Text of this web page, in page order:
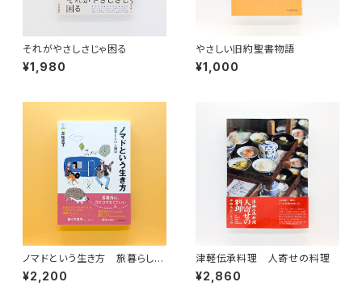
それがやさしさじゃ困る
¥1,980
やさしい旧約聖書物語
¥1,000
ノマドという生き方 旅暮らしの
人類学（教養みらい選書 10）
¥2,200
津軽伝承料理 人寄せの料理
¥2,860